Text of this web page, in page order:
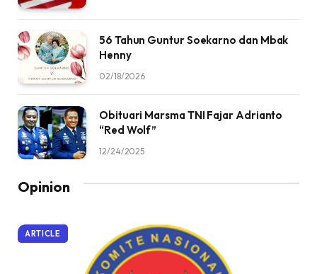
56 Tahun Guntur Soekarno dan Mbak
Henny
02/18/2026
Obituari Marsma TNI Fajar Adrianto
“Red Wolf”
12/24/2025
Opinion
ARTICLE